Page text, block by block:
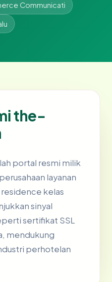
Communicati
the-
portal resmi milik
layanan
kelas
sinyal
sertifikat SSL
mendukung
perhotelan